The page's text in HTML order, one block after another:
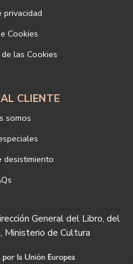
la política de privacidad de
proteccion-de-datos
privacidad
Cookies
las Cookies
CLIENTE
somos
desistimiento
General del Libro, del
Ministerio de Cultura